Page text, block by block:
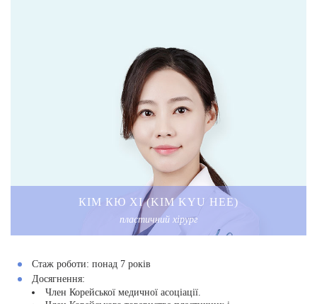
КІМ КЮ ХІ (KIM KYU HEE)
пластичний хірург
Стаж роботи: понад 7 років
Досягнення:
Член Корейської медичної асоціації.